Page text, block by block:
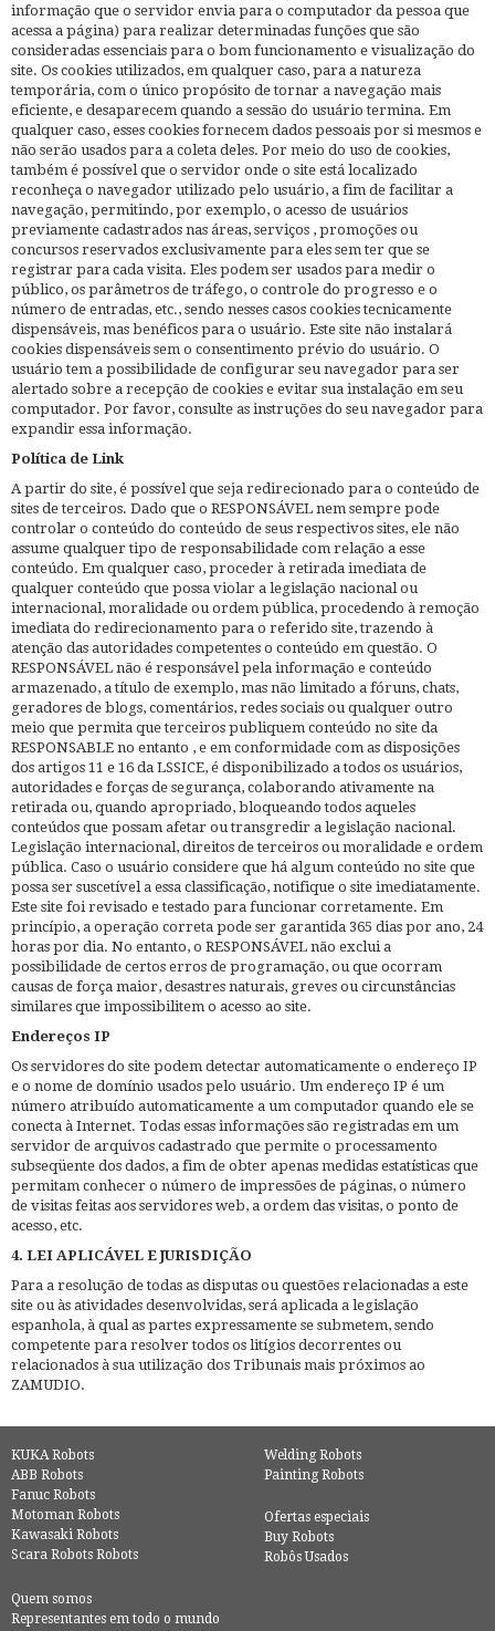
informação que o servidor envia para o computador da pessoa que
acessa a página) para realizar determinadas funções que são
consideradas essenciais para o bom funcionamento e visualização do
site. Os cookies utilizados, em qualquer caso, para a natureza
temporária, com o único propósito de tornar a navegação mais
eficiente, e desaparecem quando a sessão do usuário termina. Em
qualquer caso, esses cookies fornecem dados pessoais por si mesmos e
não serão usados ​​para a coleta deles. Por meio do uso de cookies,
também é possível que o servidor onde o site está localizado
reconheça o navegador utilizado pelo usuário, a fim de facilitar a
navegação, permitindo, por exemplo, o acesso de usuários
previamente cadastrados nas áreas, serviços , promoções ou
concursos reservados exclusivamente para eles sem ter que se
registrar para cada visita. Eles podem ser usados ​​para medir o
público, os parâmetros de tráfego, o controle do progresso e o
número de entradas, etc., sendo nesses casos cookies tecnicamente
dispensáveis, mas benéficos para o usuário. Este site não instalará
cookies dispensáveis ​​sem o consentimento prévio do usuário. O
usuário tem a possibilidade de configurar seu navegador para ser
alertado sobre a recepção de cookies e evitar sua instalação em seu
computador. Por favor, consulte as instruções do seu navegador para
expandir essa informação.
Política de Link
A partir do site, é possível que seja redirecionado para o conteúdo de
sites de terceiros. Dado que o RESPONSÁVEL nem sempre pode
controlar o conteúdo do conteúdo de seus respectivos sites, ele não
assume qualquer tipo de responsabilidade com relação a esse
conteúdo. Em qualquer caso, proceder à retirada imediata de
qualquer conteúdo que possa violar a legislação nacional ou
internacional, moralidade ou ordem pública, procedendo à remoção
imediata do redirecionamento para o referido site, trazendo à
atenção das autoridades competentes o conteúdo em questão. O
RESPONSÁVEL não é responsável pela informação e conteúdo
armazenado, a título de exemplo, mas não limitado a fóruns, chats,
geradores de blogs, comentários, redes sociais ou qualquer outro
meio que permita que terceiros publiquem conteúdo no site da
RESPONSABLE no entanto , e em conformidade com as disposições
dos artigos 11 e 16 da LSSICE, é disponibilizado a todos os usuários,
autoridades e forças de segurança, colaborando ativamente na
retirada ou, quando apropriado, bloqueando todos aqueles
conteúdos que possam afetar ou transgredir a legislação nacional.
Legislação internacional, direitos de terceiros ou moralidade e ordem
pública. Caso o usuário considere que há algum conteúdo no site que
possa ser suscetível a essa classificação, notifique o site imediatamente.
Este site foi revisado e testado para funcionar corretamente. Em
princípio, a operação correta pode ser garantida 365 dias por ano, 24
horas por dia. No entanto, o RESPONSÁVEL não exclui a
possibilidade de certos erros de programação, ou que ocorram
causas de força maior, desastres naturais, greves ou circunstâncias
similares que impossibilitem o acesso ao site.
Endereços IP
Os servidores do site podem detectar automaticamente o endereço IP
e o nome de domínio usados ​​pelo usuário. Um endereço IP é um
número atribuído automaticamente a um computador quando ele se
conecta à Internet. Todas essas informações são registradas em um
servidor de arquivos cadastrado que permite o processamento
subseqüente dos dados, a fim de obter apenas medidas estatísticas que
permitam conhecer o número de impressões de páginas, o número
de visitas feitas aos servidores web, a ordem das visitas, o ponto de
acesso, etc.
4. LEI APLICÁVEL E JURISDIÇÃO
Para a resolução de todas as disputas ou questões relacionadas a este
site ou às atividades desenvolvidas, será aplicada a legislação
espanhola, à qual as partes expressamente se submetem, sendo
competente para resolver todos os litígios decorrentes ou
relacionados à sua utilização dos Tribunais mais próximos ao
ZAMUDIO.
KUKA Robots
ABB Robots
Fanuc Robots
Motoman Robots
Kawasaki Robots
Scara Robots Robots
Welding Robots
Painting Robots
Ofertas especiais
Buy Robots
Robôs Usados
Quem somos
Representantes em todo o mundo